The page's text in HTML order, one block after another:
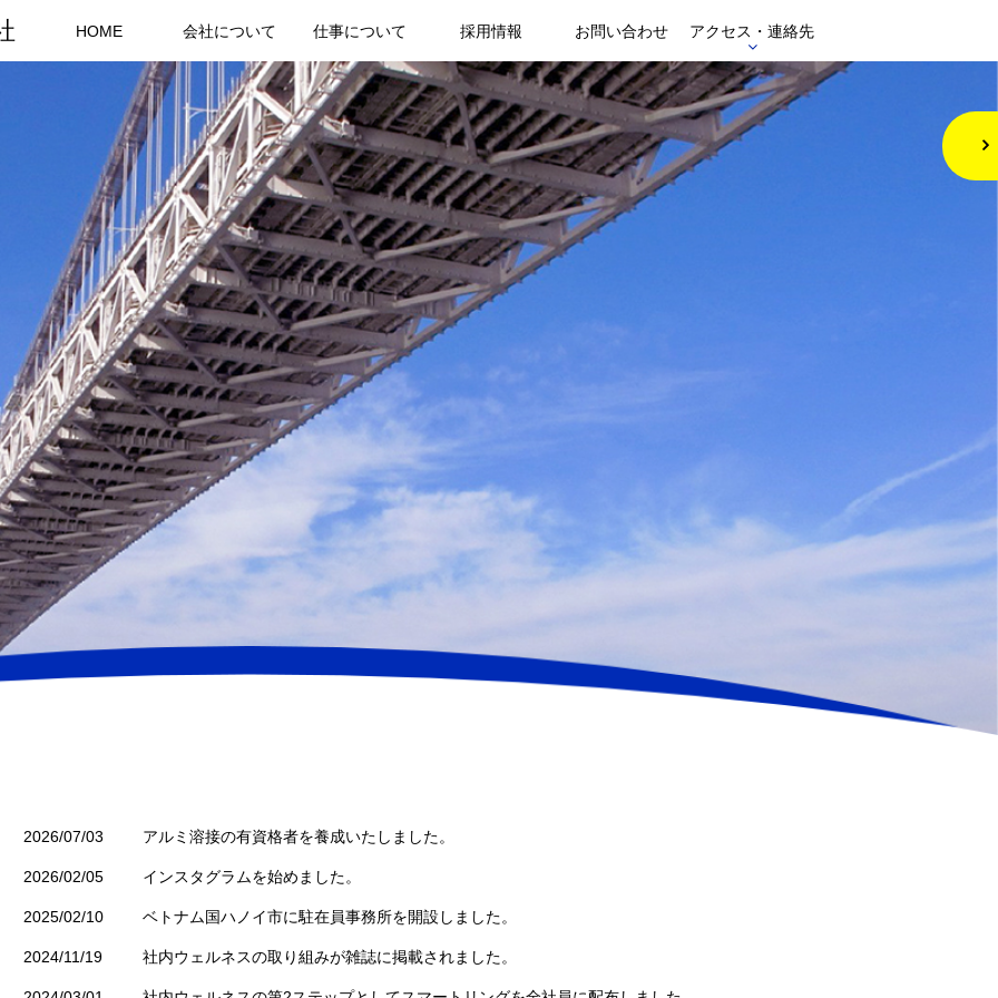
HOME 会社について 仕事について 採用情報 お問い合わせ アクセス・連絡先
2026/07/03 アルミ溶接の有資格者を養成いたしました。
2026/02/05 インスタグラムを始めました。
2025/02/10 ベトナム国ハノイ市に駐在員事務所を開設しました。
2024/11/19 社内ウェルネスの取り組みが雑誌に掲載されました。